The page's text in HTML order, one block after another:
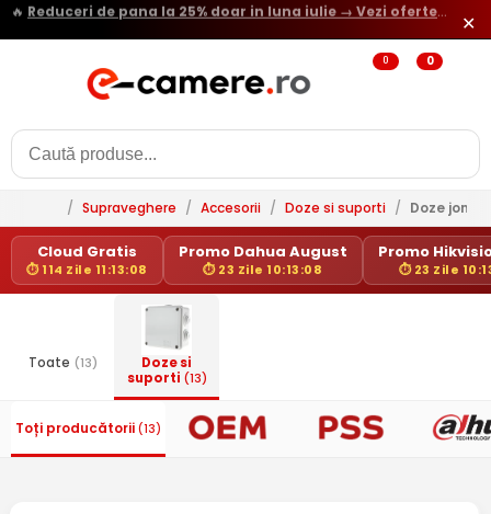
✕
0 0
/ Supraveghere / Accesorii / Doze si suporti / Doze
Cloud Gratis
⏱ 114 Zile 11:13:08
Promo Dahua August
⏱ 23 Zile 10:13:08
Promo
⏱ 23 Zile
Toate (13)
Doze si
suporti (13)
Toți producătorii (13)